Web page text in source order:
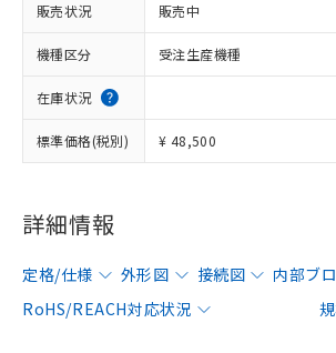
販売状況 販売中
機種区分 受注生産機種
在庫状況
標準価格(税別) ¥ 48,500
詳細情報
定格/仕様 外形図 接続図 内部ブ
RoHS/REACH対応状況